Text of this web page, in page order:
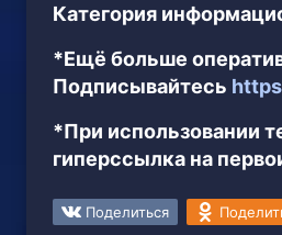
Категория
*Ещё больше
Подписывайтесь
*При использовании
гиперссылка на
Поделиться